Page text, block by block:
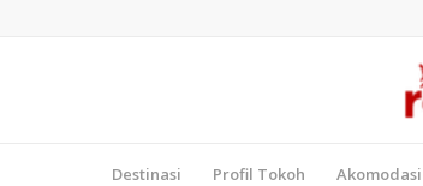
Destinasi Profil Tokoh Akomodasi